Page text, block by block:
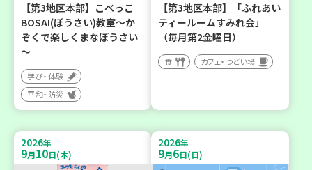
【第3地区本部】こべっこ
BOSAI(ぼうさい)教室～か
ぞくで楽しくまなぼうさい
～
学び・体験
平和・防災
【第3地区本部】「ふれあい
ティールームすみれ会」
（毎月第2金曜日）
食 カフェ・つどい場
2026年
9月10日(木)
2026年
9月6日(日)